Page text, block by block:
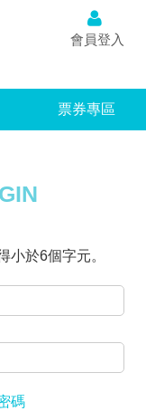
會員登入
票券專區
小於6個字元。
碼